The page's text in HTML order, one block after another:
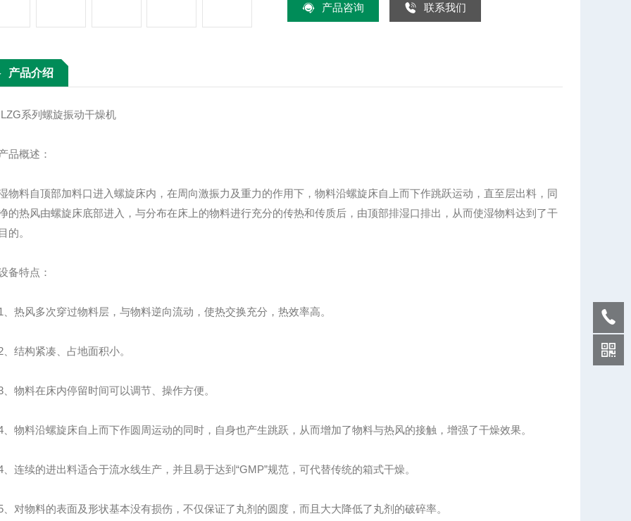
产品咨询 联系我们
产品介绍
列螺旋振动干燥机
概述：
自顶部加料口进入螺旋床内，在周向激振力及重力的作用下，物料沿螺旋床自上而下作跳跃运动，直至层出料，同
的热风由螺旋床底部进入，与分布在床上的物料进行充分的传热和传质后，由顶部排湿口排出，从而使湿物料达到了干
的。
特点：
风多次穿过物料层，与物料逆向流动，使热交换充分，热效率高。
构紧凑、占地面积小。
料在床内停留时间可以调节、操作方便。
料沿螺旋床自上而下作圆周运动的同时，自身也产生跳跃，从而增加了物料与热风的接触，增强了干燥效果。
续的进出料适合于流水线生产，并且易于达到“GMP”规范，可代替传统的箱式干燥。
物料的表面及形状基本没有损伤，不仅保证了丸剂的圆度，而且大大降低了丸剂的破碎率。